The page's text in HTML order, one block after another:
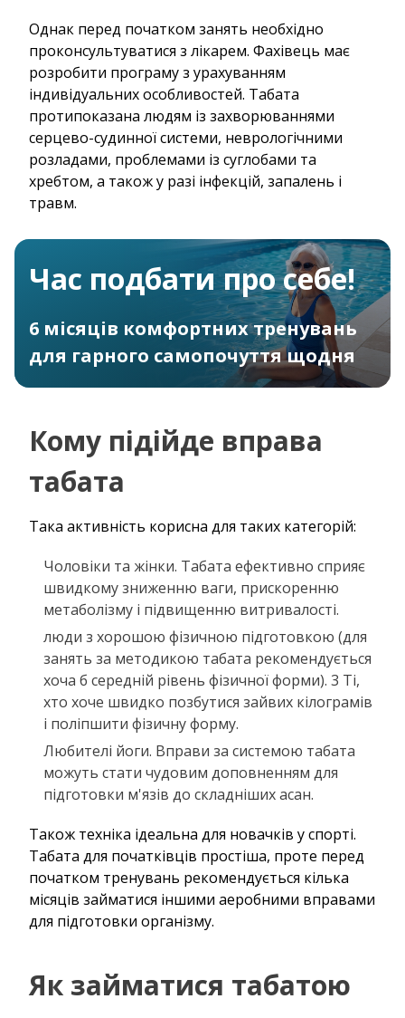
Однак перед початком занять необхідно
проконсультуватися з лікарем. Фахівець має
розробити програму з урахуванням
індивідуальних особливостей. Табата
протипоказана людям із захворюваннями
серцево-судинної системи, неврологічними
розладами, проблемами із суглобами та
хребтом, а також у разі інфекцій, запалень і
травм.
Час подбати про себе!
6 місяців комфортних тренувань
для гарного самопочуття щодня
Кому підійде вправа
табата
Така активність корисна для таких категорій:
Чоловіки та жінки. Табата ефективно сприяє
швидкому зниженню ваги, прискоренню
метаболізму і підвищенню витривалості.
люди з хорошою фізичною підготовкою (для
занять за методикою табата рекомендується
хоча б середній рівень фізичної форми). 3 Ті,
хто хоче швидко позбутися зайвих кілограмів
і поліпшити фізичну форму.
Любителі йоги. Вправи за системою табата
можуть стати чудовим доповненням для
підготовки м'язів до складніших асан.
Також техніка ідеальна для новачків у спорті.
Табата для початківців простіша, проте перед
початком тренувань рекомендується кілька
місяців займатися іншими аеробними вправами
для підготовки організму.
Як займатися табатою